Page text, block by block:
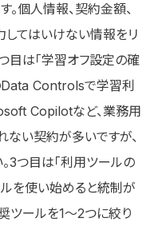
。個人情報、契約金額、
てはいけない情報をリ
目は「学習オフ設定の確
Data Controlsで学習利
Copilotなど、業務用
い契約が多いですが、
3つ目は「利用ツールの
を使い始めると統制が
ツールを1〜2つに絞り